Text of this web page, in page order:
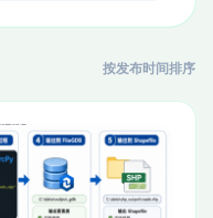
按发布时间排序